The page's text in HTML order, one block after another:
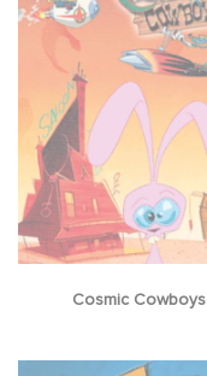
Cosmic Cowboys